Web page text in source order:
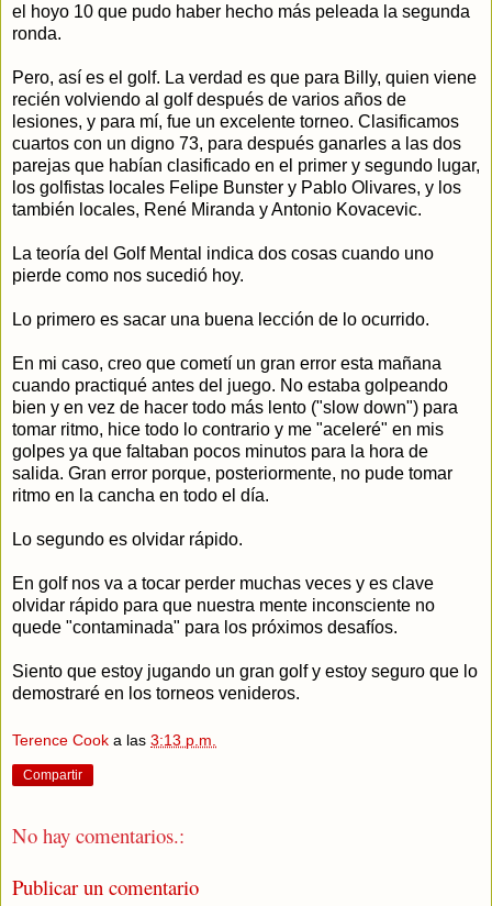
el hoyo 10 que pudo haber hecho más peleada la segunda
ronda.
Pero, así es el golf. La verdad es que para Billy, quien viene
recién volviendo al golf después de varios años de
lesiones, y para mí, fue un excelente torneo. Clasificamos
cuartos con un digno 73, para después ganarles a las dos
parejas que habían clasificado en el primer y segundo lugar,
los golfistas locales Felipe Bunster y Pablo Olivares, y los
también locales, René Miranda y Antonio Kovacevic.
La teoría del Golf Mental indica dos cosas cuando uno
pierde como nos sucedió hoy.
Lo primero es sacar una buena lección de lo ocurrido.
En mi caso, creo que cometí un gran error esta mañana
cuando practiqué antes del juego. No estaba golpeando
bien y en vez de hacer todo más lento ("slow down") para
tomar ritmo, hice todo lo contrario y me "aceleré" en mis
golpes ya que faltaban pocos minutos para la hora de
salida. Gran error porque, posteriormente, no pude tomar
ritmo en la cancha en todo el día.
Lo segundo es olvidar rápido.
En golf nos va a tocar perder muchas veces y es clave
olvidar rápido para que nuestra mente inconsciente no
quede "contaminada" para los próximos desafíos.
Siento que estoy jugando un gran golf y estoy seguro que lo
demostraré en los torneos venideros.
Terence Cook a las 3:13 p.m.
Compartir
No hay comentarios.:
Publicar un comentario